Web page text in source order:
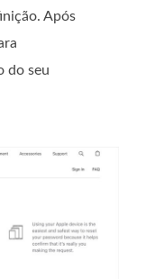
Após
do seu